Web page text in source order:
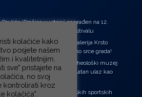
‘Prašina u vitrini’ nagrađen na 12.
International Film Festivalu
otvorena obnovljena Galerija Krsto
Kultura vraćena kući, u samo srce grada!
(31.7. – 2.8.2026.) Arheološki muzej
vrata građanima: Besplatan ulaz kao
vala
ni pravice’ na Aleji hrvatskih sportskih
kolačiće kako
posjete našem
i kvalitetnijim.
sve" pristajete na
no svoj
kontrolirati kroz
kolačića".